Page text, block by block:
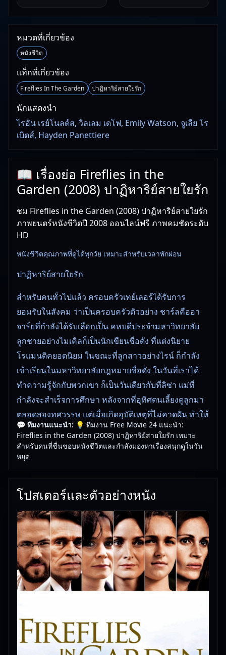
หมวดที่เกี่ยวข้อง
หนังชีวิต
แท็กที่เกี่ยวข้อง
Fireflies In The Garden ปาฏิหาริย์สายใยรัก
นักแสดงนำ
ไรอัน เรย์โนลด์ส, วิลเลม เดโฟ, Emily Watson, จูเลีย โร
เบิตส์, Hayden Panettiere
📖 เรื่องย่อ Fireflies in the
Garden (2008) ปาฏิหาริย์สายใยรัก
ชม Fireflies in the Garden (2008) ปาฏิหาริย์สายใยรัก
ภาพยนตร์หนังชีวิตปี 2008 ออนไลน์ฟรี ภาพคมชัดระดับ
HD
หนังชีวิตคุณภาพที่ดูได้ทุกวัย เหมาะสำหรับเวลาพักผ่อน
ปาฏิหาริย์สายใยรัก
สำหรับคนทั่วไปแล้ว ครอบครัวเทย์เลอร์ได้รับการ
ยอมรับในสังคม ว่าเป็นครอบครัวตัวอย่าง ชาร์ลคืออา
จาร์ยที่กำลังได้รับเลือกเป็น คหบดีประจำมหาวิทยาลัย
ลูกชายอย่างไมเคิลก็เป็นนักเขียนชื่อดัง ที่แต่งนิยาย
โรแมนติคยอดนิยม ในขณะที่ลูกสาวอย่างไรน์ ก็กำลัง
เข้าเรียนในมหาวิทยาลัยกฎหมายชื่อดัง ในวันที่เราได้
ทำความรู้จักกับพวกเขา ก็เป็นวันเดียวกับที่ลิซ่า แม่ที่
กำลังจะสำเร็จการศึกษา หลังจากที่อุทิศตนเลี้ยงดูลูกมา
ตลอดสองทศวรรษ แต่เมื่อเกิดอุบัติเหตุที่ไม่คาดฝัน ทำให้
สมาชิกในครอบครัวต้องเผชิญหน้ากับความจริง และ
ความบาดหมางที่ถูกซ่อนเอาไว้
💬 ทีมงานแนะนำ: 💡 ทีมงาน Free Movie 24 แนะนำ:
Fireflies in the Garden (2008) ปาฏิหาริย์สายใยรัก เหมาะ
สำหรับคนที่ชื่นชอบหนังชีวิตและกำลังมองหาเรื่องสนุกดูในวัน
หยุด
โปสเตอร์และตัวอย่างหนัง